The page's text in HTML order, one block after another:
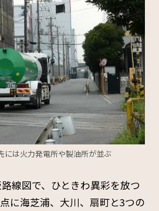
には火力発電所や製油所が並ぶ
線図で、ひときわ異彩を放つ
に海芝浦、大川、扇町と3つの